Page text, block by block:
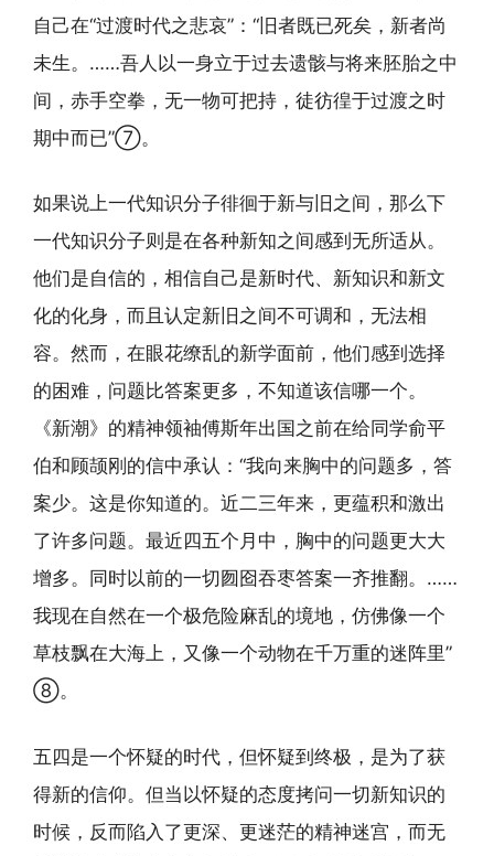
自己在“过渡时代之悲哀”：“旧者既已死矣，新者尚
未生。……吾人以一身立于过去遗骸与将来胚胎之中
间，赤手空拳，无一物可把持，徒彷徨于过渡之时
期中而已”⑦。
如果说上一代知识分子徘徊于新与旧之间，那么下
一代知识分子则是在各种新知之间感到无所适从。
他们是自信的，相信自己是新时代、新知识和新文
化的化身，而且认定新旧之间不可调和，无法相
容。然而，在眼花缭乱的新学面前，他们感到选择
的困难，问题比答案更多，不知道该信哪一个。
《新潮》的精神领袖傅斯年出国之前在给同学俞平
伯和顾颉刚的信中承认：“我向来胸中的问题多，答
案少。这是你知道的。近二三年来，更蕴积和激出
了许多问题。最近四五个月中，胸中的问题更大大
增多。同时以前的一切囫囵吞枣答案一齐推翻。……
我现在自然在一个极危险麻乱的境地，仿佛像一个
草枝飘在大海上，又像一个动物在千万重的迷阵里”
⑧。
五四是一个怀疑的时代，但怀疑到终极，是为了获
得新的信仰。但当以怀疑的态度拷问一切新知识的
时候，反而陷入了更深、更迷茫的精神迷宫，而无